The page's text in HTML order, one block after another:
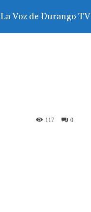
La Voz de Durango TV
0
117